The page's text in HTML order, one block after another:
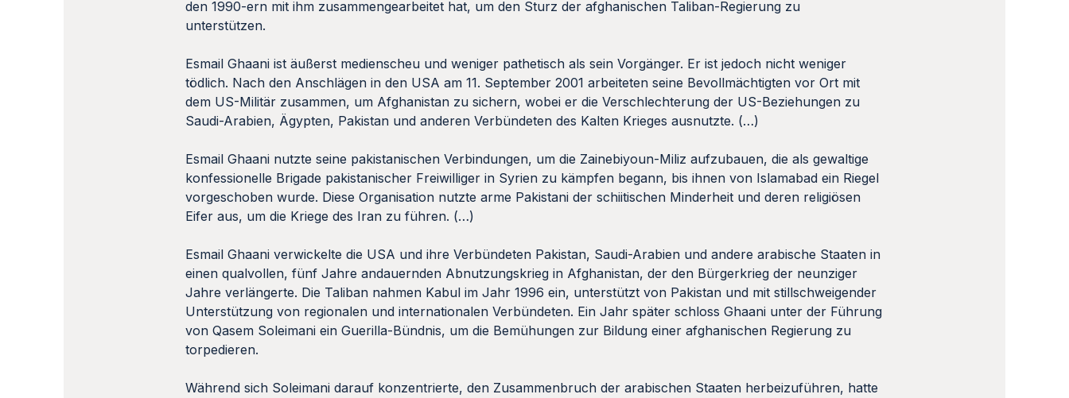
den 1990-ern mit ihm zusammengearbeitet hat, um den Sturz der afghanischen Taliban-Regierung zu
unterstützen.
Esmail Ghaani ist äußerst medienscheu und weniger pathetisch als sein Vorgänger. Er ist jedoch nicht weniger
tödlich. Nach den Anschlägen in den USA am 11. September 2001 arbeiteten seine Bevollmächtigten vor Ort mit
dem US-Militär zusammen, um Afghanistan zu sichern, wobei er die Verschlechterung der US-Beziehungen zu
Saudi-Arabien, Ägypten, Pakistan und anderen Verbündeten des Kalten Krieges ausnutzte. (…)
Esmail Ghaani nutzte seine pakistanischen Verbindungen, um die Zainebiyoun-Miliz aufzubauen, die als gewaltige
konfessionelle Brigade pakistanischer Freiwilliger in Syrien zu kämpfen begann, bis ihnen von Islamabad ein Riegel
vorgeschoben wurde. Diese Organisation nutzte arme Pakistani der schiitischen Minderheit und deren religiösen
Eifer aus, um die Kriege des Iran zu führen. (…)
Esmail Ghaani verwickelte die USA und ihre Verbündeten Pakistan, Saudi-Arabien und andere arabische Staaten in
einen qualvollen, fünf Jahre andauernden Abnutzungskrieg in Afghanistan, der den Bürgerkrieg der neunziger
Jahre verlängerte. Die Taliban nahmen Kabul im Jahr 1996 ein, unterstützt von Pakistan und mit stillschweigender
Unterstützung von regionalen und internationalen Verbündeten. Ein Jahr später schloss Ghaani unter der Führung
von Qasem Soleimani ein Guerilla-Bündnis, um die Bemühungen zur Bildung einer afghanischen Regierung zu
torpedieren.
Während sich Soleimani darauf konzentrierte, den Zusammenbruch der arabischen Staaten herbeizuführen, hatte